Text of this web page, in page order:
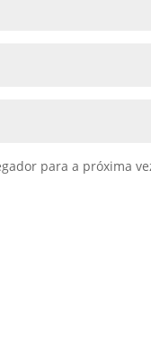
para a próxima